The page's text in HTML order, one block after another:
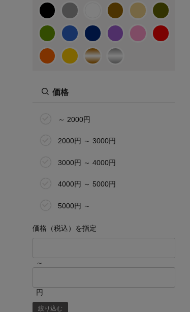
価格
～ 2000円
2000円 ～ 3000円
3000円 ～ 4000円
4000円 ～ 5000円
5000円 ～
価格（税込）を指定
～
円
絞り込む